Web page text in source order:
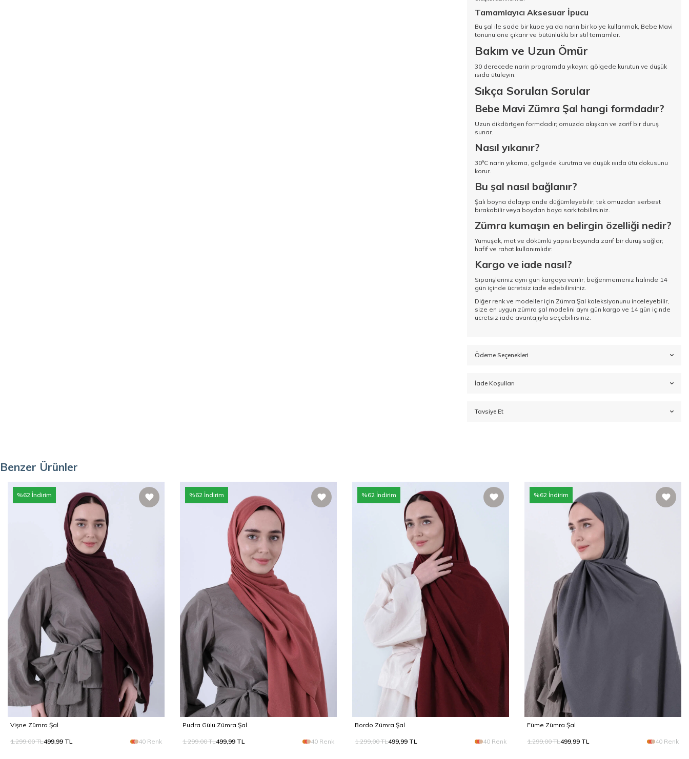
Tamamlayıcı Aksesuar İpucu
Bu şal ile sade bir küpe ya da narin bir kolye kullanmak, Bebe Mavi
tonunu öne çıkarır ve bütünlüklü bir stil tamamlar.
Bakım ve Uzun Ömür
30 derecede narin programda yıkayın; gölgede kurutun ve düşük
ısıda ütüleyin.
Sıkça Sorulan Sorular
Bebe Mavi Zümra Şal hangi formdadır?
Uzun dikdörtgen formdadır; omuzda akışkan ve zarif bir duruş
sunar.
Nasıl yıkanır?
30°C narin yıkama, gölgede kurutma ve düşük ısıda ütü dokusunu
korur.
Bu şal nasıl bağlanır?
Şalı boyna dolayıp önde düğümleyebilir, tek omuzdan serbest
bırakabilir veya boydan boya sarkıtabilirsiniz.
Zümra kumaşın en belirgin özelliği nedir?
Yumuşak, mat ve dökümlü yapısı boyunda zarif bir duruş sağlar;
hafif ve rahat kullanımlıdır.
Kargo ve iade nasıl?
Siparişleriniz aynı gün kargoya verilir; beğenmemeniz halinde 14
gün içinde ücretsiz iade edebilirsiniz.
Diğer renk ve modeller için Zümra Şal koleksiyonunu inceleyebilir,
size en uygun zümra şal modelini aynı gün kargo ve 14 gün içinde
ücretsiz iade avantajıyla seçebilirsiniz.
Ödeme Seçenekleri
İade Koşulları
Tavsiye Et
Benzer Ürünler
%62 İndirim
Vişne Zümra Şal
1.299,00TL499,99 TL 40 Renk
%62 İndirim
Pudra Gülü Zümra Şal
1.299,00TL499,99 TL 40 Renk
%62 İndirim
Bordo Zümra Şal
1.299,00TL499,99 TL 40 Renk
%62 İndirim
Füme Zümra Şal
1.299,00TL499,99 TL 40 Renk